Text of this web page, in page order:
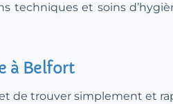
techniques et soins
à Belfort
de trouver simplement et